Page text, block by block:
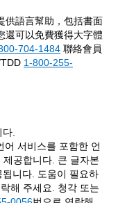
供語言幫助，包括書面
還可以免費獲得大字體
704-1484 聯絡會員
1-800-255-
.
어 서비스를 포함한 언
제공합니다. 큰 글자본
니다. 도움이 필요하
해 주세요. 청각 또는